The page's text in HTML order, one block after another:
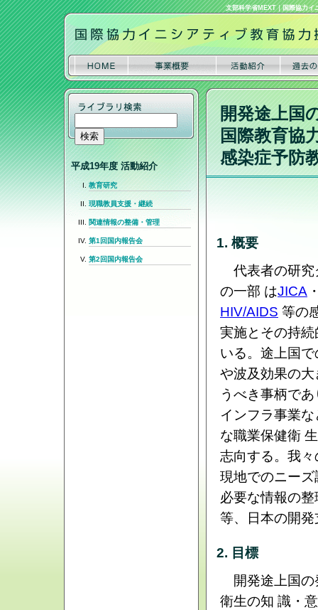
文部科学省MEXT｜国際協力イ
平成19年度 活動紹介
教育研究
現職教員支援・継続
関連情報の整備・管理
第1回国内報告会
第2回国内報告会
開発途上国
国際教育協
感染症予防
1. 概要
代表者の研究
の一部 はJICA
HIV/AIDS 等の
実施とその持
いる。途上国
や波及効果の
うべき事柄で
インフラ事業
な職業保健衛
志向する。我
現地でのニー
必要な情報の
等、日本の開
2. 目標
開発途上国の
衛生の知 識・